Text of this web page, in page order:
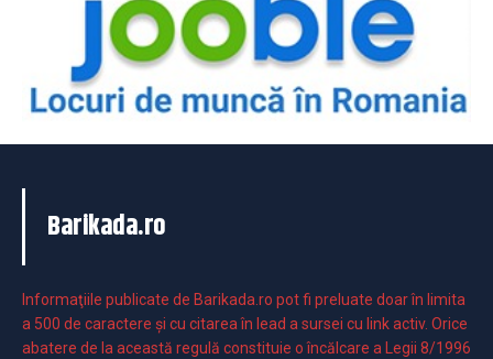
Barikada.ro
Informaţiile publicate de Barikada.ro pot fi preluate doar în limita
a 500 de caractere şi cu citarea în lead a sursei cu link activ. Orice
abatere de la această regulă constituie o încălcare a Legii 8/1996